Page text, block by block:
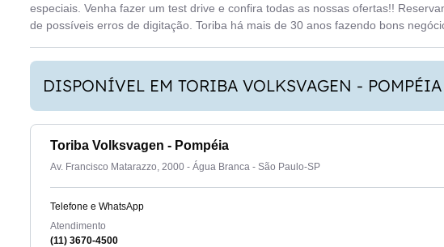
especiais. Venha fazer um test drive e confira todas as nossas ofertas!!
de possíveis erros de digitação. Toriba há mais de 30 anos fazendo bons
DISPONÍVEL EM TORIBA VOLKSVAGEN - POMPÉIA
Toriba Volksvagen - Pompéia
Av. Francisco Matarazzo, 2000 - Água Branca - São Paulo-SP
Telefone e WhatsApp
Atendimento
(11) 3670-4500